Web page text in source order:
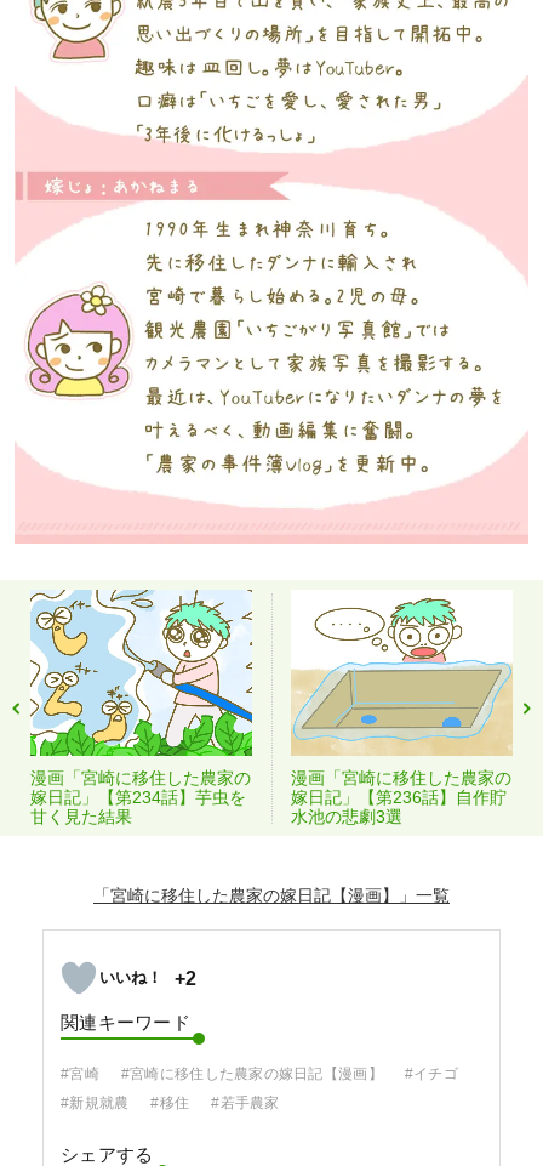
漫画「宮崎に移住した農家の
嫁日記」【第234話】芋虫を
甘く見た結果
漫画「宮崎に移住した農家の
嫁日記」【第236話】自作貯
水池の悲劇3選
「宮崎に移住した農家の嫁日記【漫画】」
+2
関連キーワード
#宮崎 #宮崎に移住した農家の嫁日記【漫画】
#イチゴ
#新規就農
#移住 #若手農家
シェアする